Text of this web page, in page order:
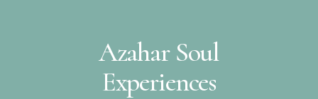
Azahar Soul
Experiences